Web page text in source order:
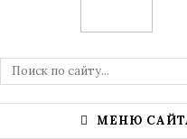
МЕНЮ